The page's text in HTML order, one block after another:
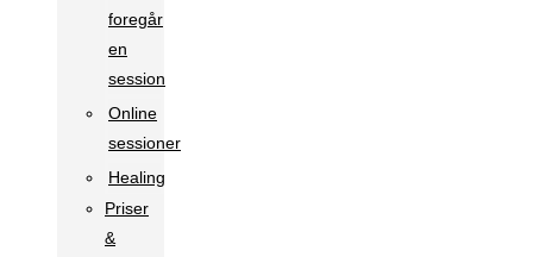
foregår
en
session
Online
sessioner
Healing
Priser
&